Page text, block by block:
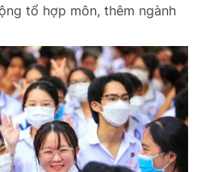
tổ hợp môn, thêm ngành